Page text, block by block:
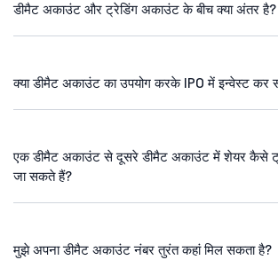
डीमैट अकाउंट और ट्रेडिंग अकाउंट के बीच क्या अंतर है?
क्या डीमैट अकाउंट का उपयोग करके IPO में इन्वेस्ट कर
एक डीमैट अकाउंट से दूसरे डीमैट अकाउंट में शेयर कैसे
जा सकते हैं?
मुझे अपना डीमैट अकाउंट नंबर तुरंत कहां मिल सकता है?